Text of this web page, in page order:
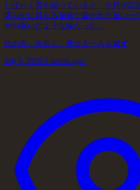
しばらく頁を繰っていると、七月の記
明らかに異なる筆致で書かれた短い一
やや急いたような線だった。
此の月、米高く、奉公人一人を减ず
July 6, 2026•1 month ago•